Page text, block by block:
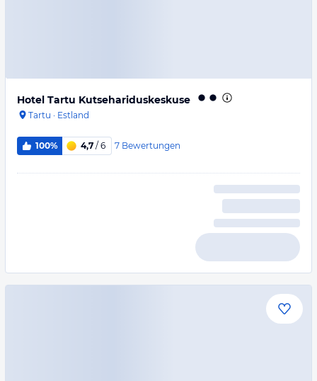
Hotel Tartu Kutsehariduskeskuse
Tartu · Estland
100% 4,7 / 6 7 Bewertungen